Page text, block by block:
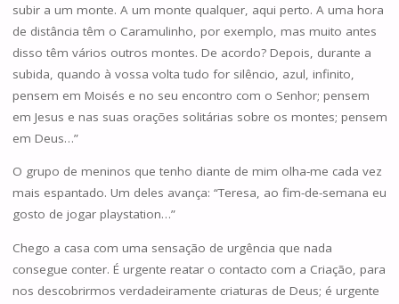
subir a um monte. A um monte qualquer, aqui perto. A uma hora
de distância têm o Caramulinho, por exemplo, mas muito antes
disso têm vários outros montes. De acordo? Depois, durante a
subida, quando à vossa volta tudo for silêncio, azul, infinito,
pensem em Moisés e no seu encontro com o Senhor; pensem
em Jesus e nas suas orações solitárias sobre os montes; pensem
em Deus…”
O grupo de meninos que tenho diante de mim olha-me cada vez
mais espantado. Um deles avança: “Teresa, ao fim-de-semana eu
gosto de jogar playstation…”
Chego a casa com uma sensação de urgência que nada
consegue conter. É urgente reatar o contacto com a Criação, para
nos descobrirmos verdadeiramente criaturas de Deus; é urgente